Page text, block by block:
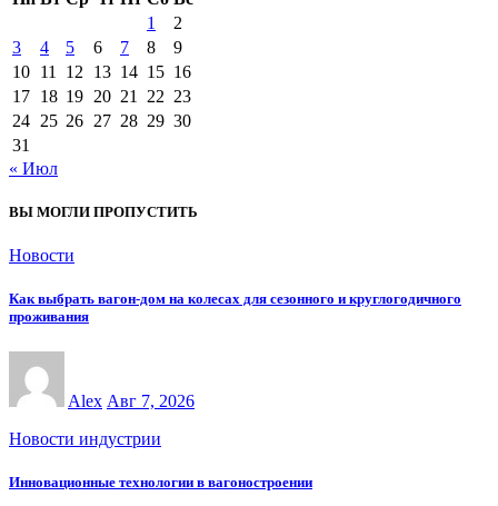
1
2
3
4 5 6 7 8
9
10 11 12 13 14 15 16
17 18 19 20 21 22 23
24 25 26 27 28 29 30
31
« Июл
ВЫ МОГЛИ ПРОПУСТИТЬ
Новости
Как выбрать вагон-дом на колесах для сезонного и круглогодичного
проживания
Alex Авг 7, 2026
Новости индустрии
Инновационные технологии в вагоностроении